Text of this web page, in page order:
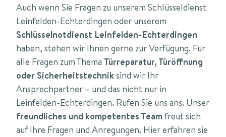
Auch wenn Sie Fragen zu unserem Schlüsseldienst
Leinfelden-Echterdingen oder unserem
Schlüsselnotdienst Leinfelden-Echterdingen
haben, stehen wir Ihnen gerne zur Verfügung. Für
alle Fragen zum Thema Türreparatur, Türöffnung
oder Sicherheitstechniksind wir Ihr
Ansprechpartner – und das nicht nur in
Leinfelden-Echterdingen. Rufen Sie uns ans. Unser
freundliches und kompetentes Team freut sich
auf Ihre Fragen und Anregungen. Hier erfahren sie